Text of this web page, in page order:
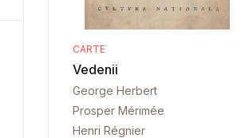
CARTE
Vedenii
George Herbert
Prosper Mérimée
Henri Régnier